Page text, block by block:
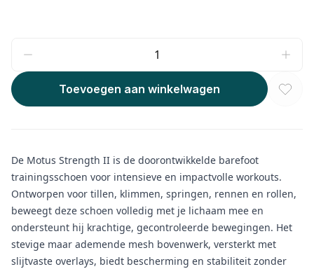
Toevoegen aan winkelwagen
De Motus Strength II is de doorontwikkelde barefoot
trainingsschoen voor intensieve en impactvolle workouts.
Ontworpen voor tillen, klimmen, springen, rennen en rollen,
beweegt deze schoen volledig met je lichaam mee en
ondersteunt hij krachtige, gecontroleerde bewegingen. Het
stevige maar ademende mesh bovenwerk, versterkt met
slijtvaste overlays, biedt bescherming en stabiliteit zonder